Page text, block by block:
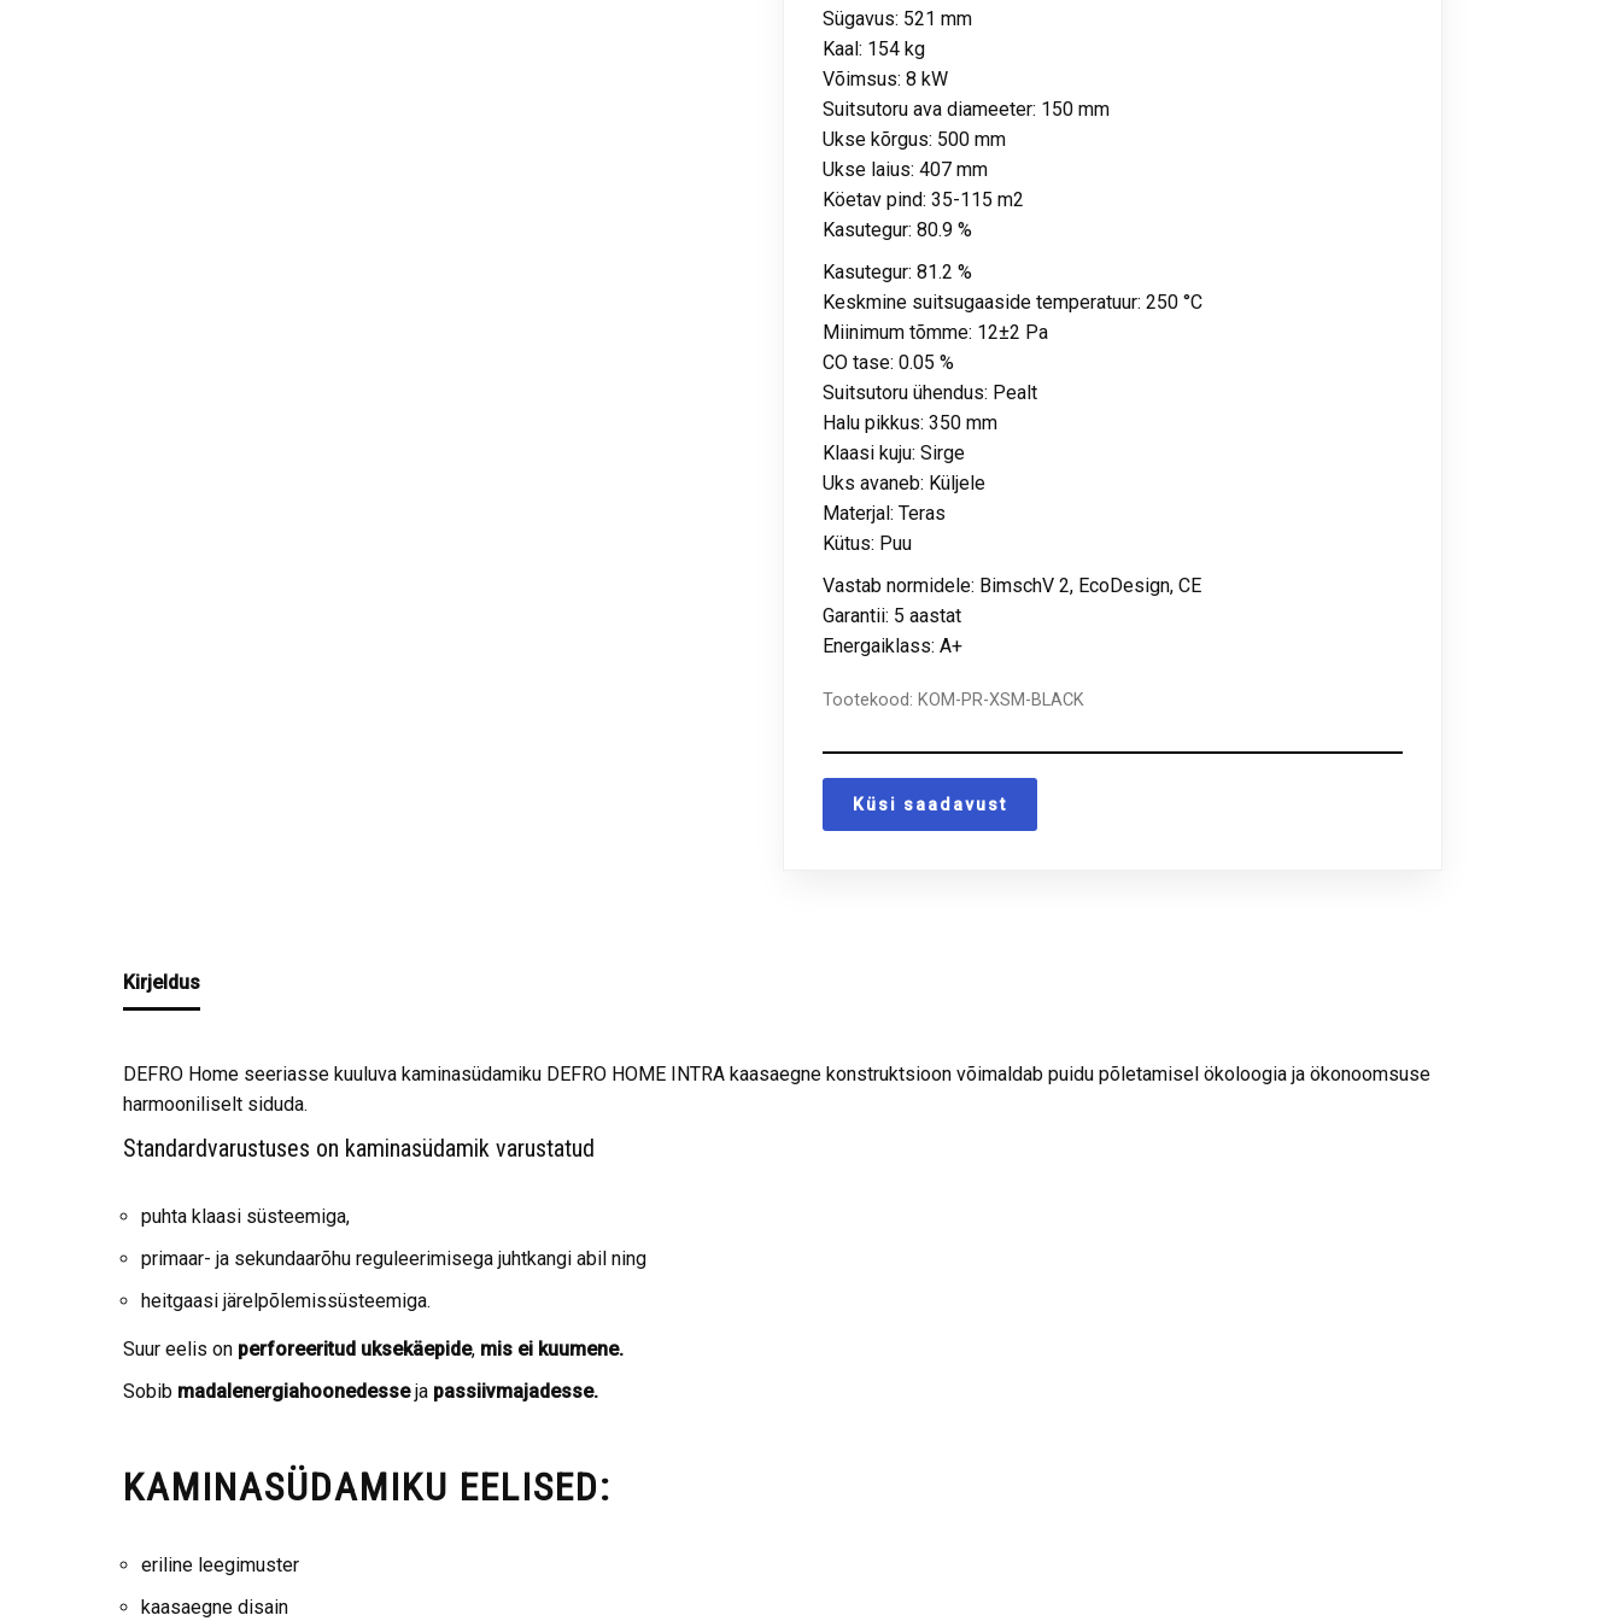
Sügavus: 521 mm
Kaal: 154 kg
Võimsus:8 kW
Suitsutoru ava diameeter: 150 mm
Ukse kõrgus: 500 mm
Ukse laius: 407 mm
Köetav pind: 35-115 m2
Kasutegur: 80.9 %
Kasutegur:81.2 %
Keskmine suitsugaaside temperatuur:250 °C
Miinimum tõmme: 12±2 Pa
CO tase:0.05 %
Suitsutoru ühendus: Pealt
Halu pikkus:350 mm
Klaasi kuju:Sirge
Uks avaneb: Küljele
Materjal: Teras
Kütus: Puu
Vastab normidele: BimschV 2, EcoDesign, CE
Garantii: 5 aastat
Energaiklass: A+
Tootekood:KOM-PR-XSM-BLACK
Küsi saadavust
Kirjeldus
DEFRO Home seeriasse kuuluva kaminasüdamiku DEFRO HOME INTRA kaasaegne konstruktsioon võimaldab puidu põletamisel ökoloogia ja ökonoomsuse
harmooniliselt siduda.
Standardvarustuses on kaminasüdamik varustatud
puhta klaasi süsteemiga,
primaar- ja sekundaarõhu reguleerimisega juhtkangi abil ning
heitgaasi järelpõlemissüsteemiga.
Suur eelis on perforeeritud uksekäepide, mis ei kuumene.
Sobib madalenergiahoonedesseja passiivmajadesse.
KAMINASÜDAMIKU EELISED:
eriline leegimuster
kaasaegne disain